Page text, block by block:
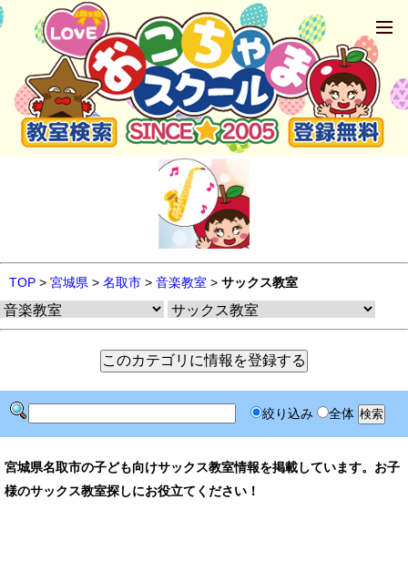
TOP > 宮城県 > 名取市 > 音楽教室 > サックス教室
絞り込み 全体
宮城県名取市の子ども向けサックス教室情報を掲載しています。お子
様のサックス教室探しにお役立てください！